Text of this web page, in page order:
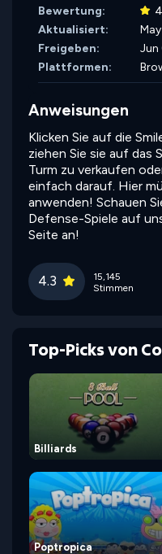
Bewertung:
Aktualisiert:
Freigeben:
Jun
Plattformen:
Anweisungen
Klicken Sie auf die
ziehen Sie sie auf das
Turm zu verkaufen
einfach darauf. Hier
anwenden! Schauen
Defense-Spiele auf
Seite an!
4.3
15,145
Stimmen
Top-Picks von
Billiards
Poptropica